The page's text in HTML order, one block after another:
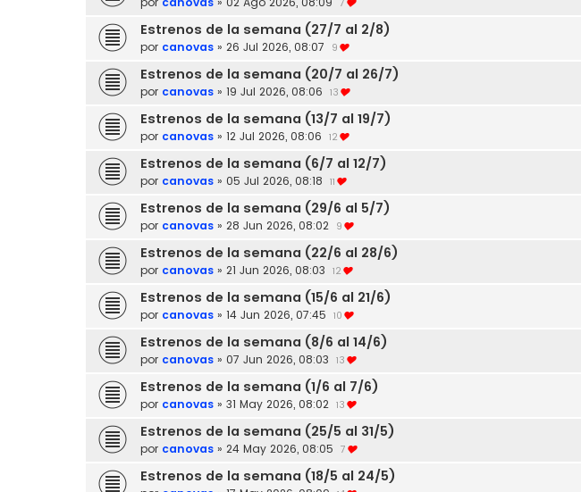
7
Estrenos de la semana (27/7 al 2/8)
por canovas » 26 Jul 2026, 08:07 9
Estrenos de la semana (20/7 al 26/7)
por canovas » 19 Jul 2026, 08:06 13
Estrenos de la semana (13/7 al 19/7)
por canovas » 12 Jul 2026, 08:06 12
Estrenos de la semana (6/7 al 12/7)
por canovas » 05 Jul 2026, 08:18 11
Estrenos de la semana (29/6 al 5/7)
por canovas » 28 Jun 2026, 08:02 9
Estrenos de la semana (22/6 al 28/6)
por canovas » 21 Jun 2026, 08:03 12
Estrenos de la semana (15/6 al 21/6)
por canovas » 14 Jun 2026, 07:45 10
Estrenos de la semana (8/6 al 14/6)
por canovas » 07 Jun 2026, 08:03 13
Estrenos de la semana (1/6 al 7/6)
por canovas » 31 May 2026, 08:02 13
Estrenos de la semana (25/5 al 31/5)
por canovas » 24 May 2026, 08:05 7
Estrenos de la semana (18/5 al 24/5)